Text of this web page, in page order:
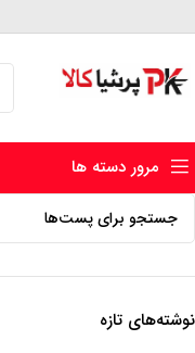
مرور دسته ها
نوشته‌های تازه